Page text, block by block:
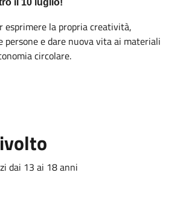
esprimere la propria creatività,
persone e dare nuova vita ai materiali
circolare.
dai 13 ai 18 anni